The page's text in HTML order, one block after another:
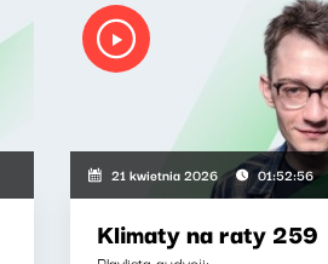
21 kwietnia 2026 01:52:56
Klimaty na raty 259